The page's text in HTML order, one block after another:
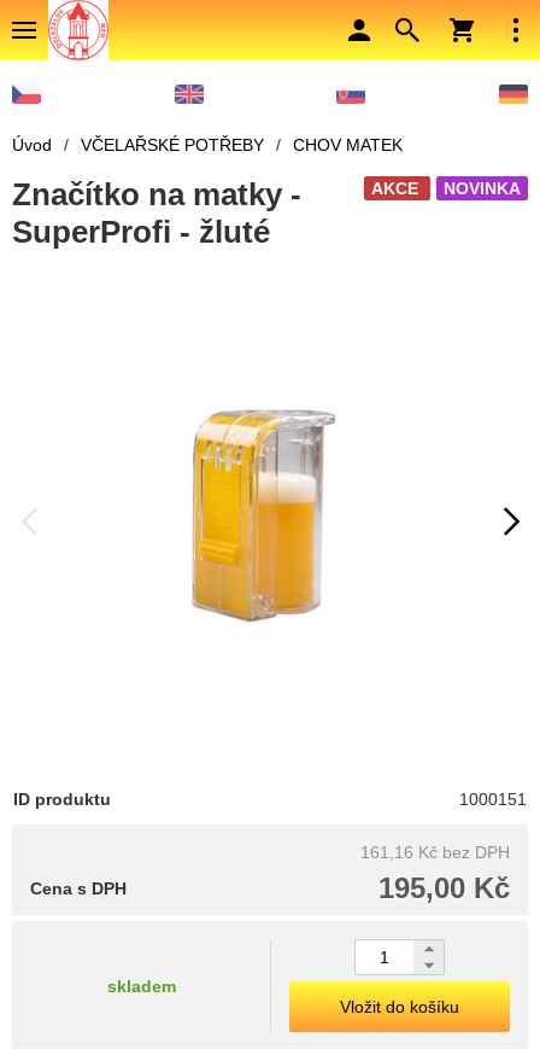
Úvod / VČELAŘSKÉ POTŘEBY / CHOV MATEK
NOVINKA
AKCE
Značítko na matky -
SuperProfi - žluté
ID produktu 1000151
161,16 Kč bez DPH
195,00 Kč
Cena s DPH
skladem
Vložit do košíku